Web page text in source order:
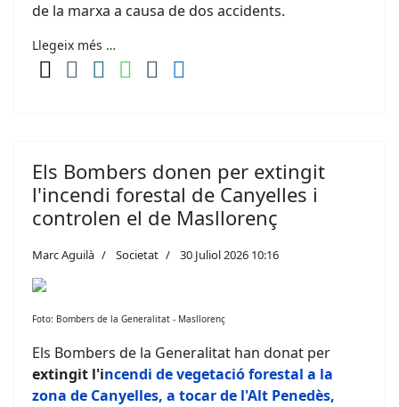
de la marxa a causa de dos accidents.
Llegeix més …
Els Bombers donen per extingit
l'incendi forestal de Canyelles i
controlen el de Masllorenç
Marc Aguilà Societat 30 Juliol 2026 10:16
Foto: Bombers de la Generalitat - Masllorenç
Els Bombers de la Generalitat han donat per
extingit l'incendi de vegetació forestal a la
zona de Canyelles, a tocar de l'Alt Penedès,